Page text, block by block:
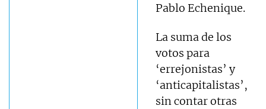
Pablo Echenique.
La suma de los
votos para
‘errejonistas’ y
‘anticapitalistas’,
sin contar otras